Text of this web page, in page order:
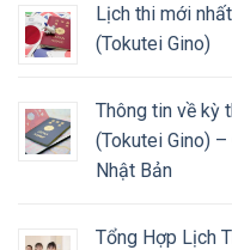
Lịch thi mới
(Tokutei Gino)
Thông tin về kỳ
(Tokutei Gino)
Nhật Bản
Tổng Hợp Lịch